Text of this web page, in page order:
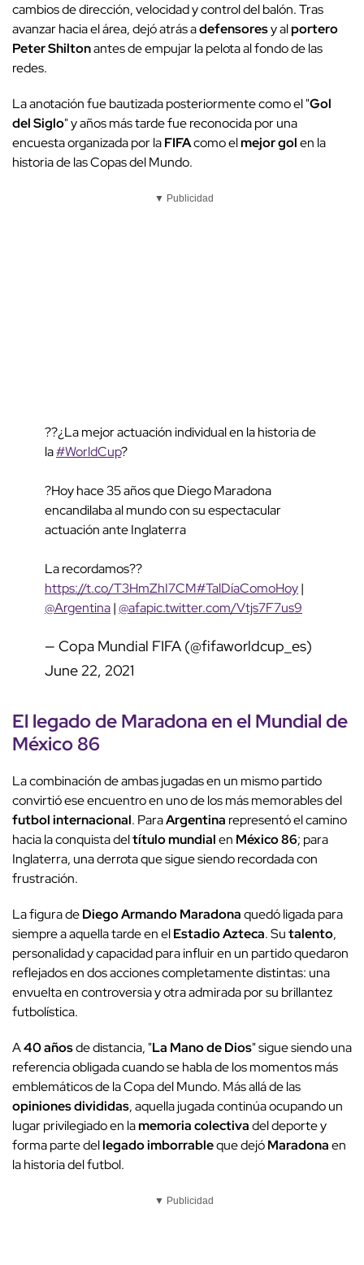
cambios de dirección, velocidad y control del balón. Tras
avanzar hacia el área, dejó atrás adefensoresy alportero
Peter Shiltonantes de empujar la pelota al fondo de las
redes.
La anotación fue bautizada posteriormente como el "Gol
del Siglo" y años más tarde fue reconocida por una
encuesta organizada por laFIFAcomo elmejor golen la
historia de las Copas del Mundo.
▼ Publicidad
??¿La mejor actuación individual en la historia de
la#WorldCup?
?Hoy hace 35 años que Diego Maradona
encandilaba al mundo con su espectacular
actuación ante Inglaterra
La recordamos??
https://t.co/T3HmZhI7CM#TalDíaComoHoy|
@Argentina|@afapic.twitter.com/Vtjs7F7us9
— Copa Mundial FIFA (@fifaworldcup_es)
June 22, 2021
El legado deMaradonaen el Mundial de
México 86
La combinación de ambas jugadas en un mismo partido
convirtió ese encuentro en uno de los más memorables del
futbol internacional. ParaArgentina representó el camino
hacia la conquista deltítulo mundialen México 86; para
Inglaterra, una derrota que sigue siendo recordada con
frustración.
La figura deDiego Armando Maradonaquedó ligada para
siempre a aquella tarde en elEstadio Azteca. Sutalento,
personalidad y capacidad para influir en un partido quedaron
reflejados en dos acciones completamente distintas: una
envuelta en controversia y otra admirada por su brillantez
futbolística.
A40 añosde distancia, "La Mano de Dios" sigue siendo una
referencia obligada cuando se habla de los momentos más
emblemáticos de la Copa del Mundo. Más allá de las
opiniones divididas, aquella jugada continúa ocupando un
lugar privilegiado en lamemoria colectivadel deporte y
forma parte dellegado imborrableque dejóMaradonaen
la historia del futbol.
▼ Publicidad